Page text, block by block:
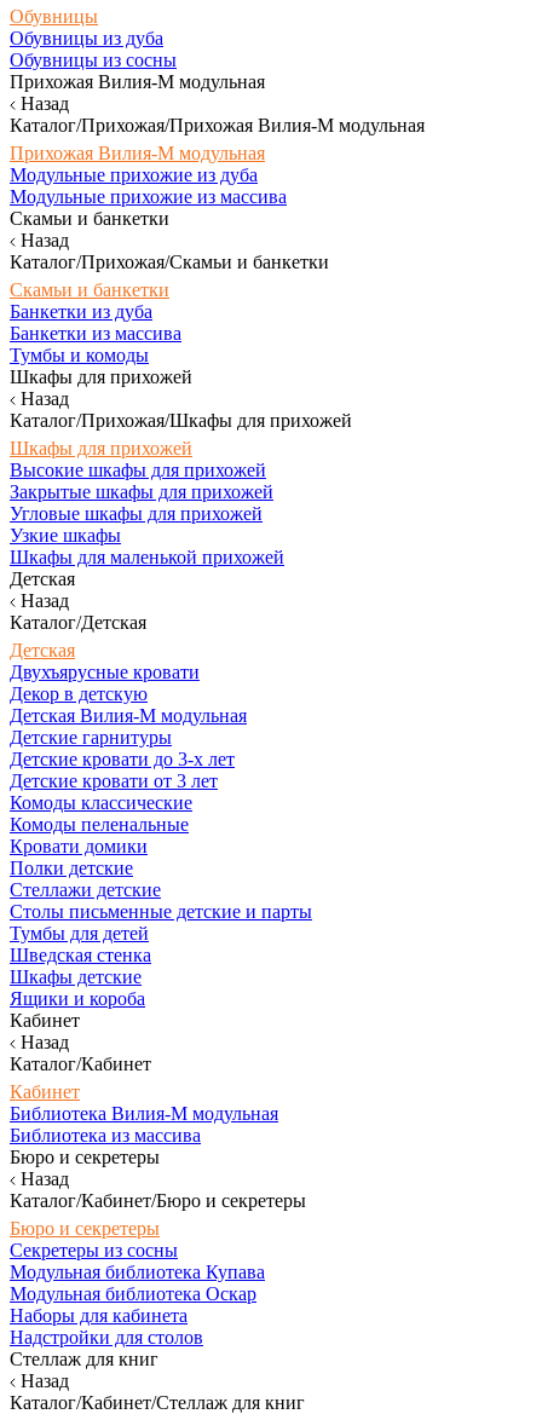
Обувницы
Обувницы из дуба
Обувницы из сосны
Прихожая Вилия-М модульная
Назад
Каталог/Прихожая/Прихожая Вилия-М модульная
Прихожая Вилия-М модульная
Модульные прихожие из дуба
Модульные прихожие из массива
Скамьи и банкетки
Назад
Каталог/Прихожая/Скамьи и банкетки
Скамьи и банкетки
Банкетки из дуба
Банкетки из массива
Тумбы и комоды
Шкафы для прихожей
Назад
Каталог/Прихожая/Шкафы для прихожей
Шкафы для прихожей
Высокие шкафы для прихожей
Закрытые шкафы для прихожей
Угловые шкафы для прихожей
Узкие шкафы
Шкафы для маленькой прихожей
Детская
Назад
Каталог/Детская
Детская
Двухъярусные кровати
Декор в детскую
Детская Вилия-М модульная
Детские гарнитуры
Детские кровати до 3-х лет
Детские кровати от 3 лет
Комоды классические
Комоды пеленальные
Кровати домики
Полки детские
Стеллажи детские
Столы письменные детские и парты
Тумбы для детей
Шведская стенка
Шкафы детские
Ящики и короба
Кабинет
Назад
Каталог/Кабинет
Кабинет
Библиотека Вилия-М модульная
Библиотека из массива
Бюро и секретеры
Назад
Каталог/Кабинет/Бюро и секретеры
Бюро и секретеры
Секретеры из сосны
Модульная библиотека Купава
Модульная библиотека Оскар
Наборы для кабинета
Надстройки для столов
Стеллаж для книг
Назад
Каталог/Кабинет/Стеллаж для книг